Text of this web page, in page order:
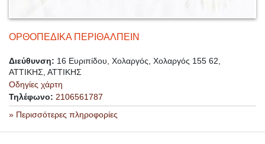
ΟΡΘΟΠΕΔΙΚΑ ΠΕΡΙΘΑΛΠΕΙΝ
Διεύθυνση: 16 Ευριπίδου, Χολαργός, Χολαργός 155 62,
ΑΤΤΙΚΗΣ, ΑΤΤΙΚΗΣ
Οδηγίες χάρτη
Τηλέφωνο: 2106561787
» Περισσότερες πληροφορίες